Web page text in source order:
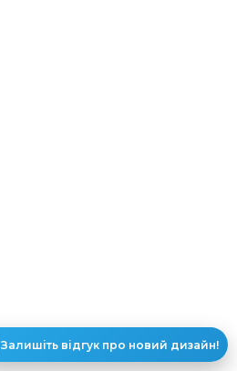
Залишіть відгук про новий дизайн!